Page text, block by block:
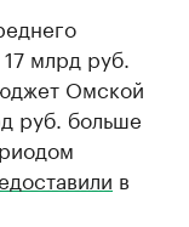
млрд руб.
Омской
руб. больше
в